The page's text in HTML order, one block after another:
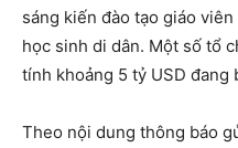
sáng kiến đào tạo giáo
học sinh di dân. Một số tổ
tính khoảng 5 tỷ USD đang
Theo nội dung thông báo